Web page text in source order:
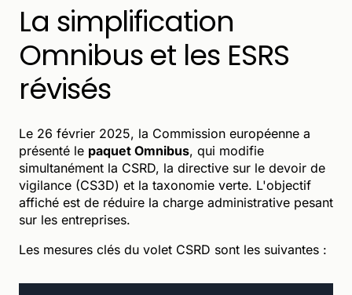
La simplification
Omnibus et les ESRS
révisés
Le 26 février 2025, la Commission européenne a
présenté le paquet Omnibus, qui modifie
simultanément la CSRD, la directive sur le devoir de
vigilance (CS3D) et la taxonomie verte. L'objectif
affiché est de réduire la charge administrative pesant
sur les entreprises.
Les mesures clés du volet CSRD sont les suivantes :